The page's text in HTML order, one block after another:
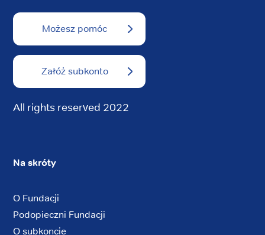
Możesz pomóc
Załóż subkonto
All rights reserved 2022
Na skróty
O Fundacji
Podopieczni Fundacji
O subkoncie